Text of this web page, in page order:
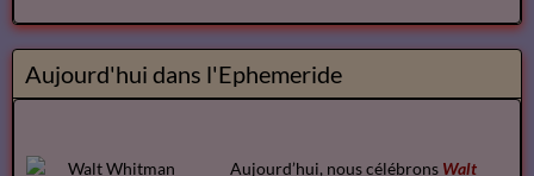
Aujourd'hui dans l'Ephemeride
Aujourd’hui, nous célébrons Walt